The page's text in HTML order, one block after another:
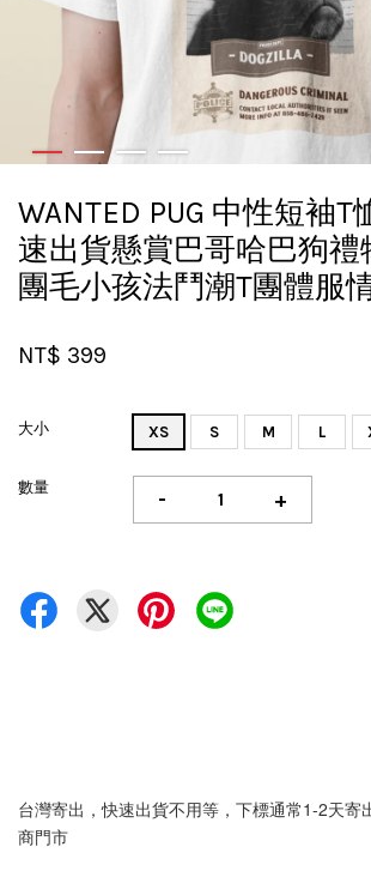
WANTED PUG 中性短袖T
速出貨懸賞巴哥哈巴狗禮
團毛小孩法鬥潮T團體服
NT$ 399
大小 XS S M L
數量 - +
台灣寄出，快速出貨不用等，下標通常1-2天寄
商門市